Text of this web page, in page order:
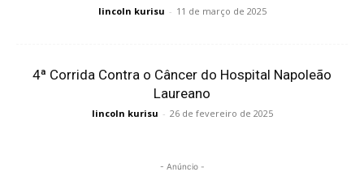
lincoln kurisu - 11 de março de 2025
4ª Corrida Contra o Câncer do Hospital Napoleão
Laureano
lincoln kurisu - 26 de fevereiro de 2025
- Anúncio -